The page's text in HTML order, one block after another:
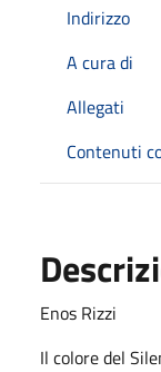
Indirizzo
A cura di
Allegati
Contenuti
Enos Rizzi
Il colore del